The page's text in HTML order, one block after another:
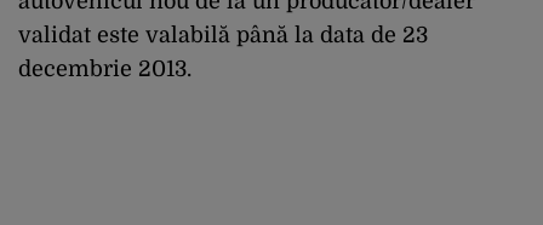
validat este valabilă până la data de 23
decembrie 2013.